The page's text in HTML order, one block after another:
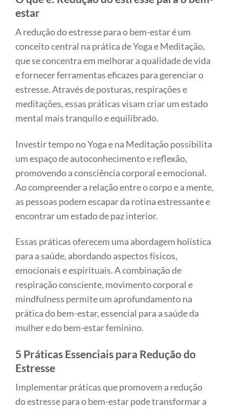
estar
A redução do estresse para o bem-estar é um
conceito central na prática de Yoga e Meditação,
que se concentra em melhorar a qualidade de vida
e fornecer ferramentas eficazes para gerenciar o
estresse. Através de posturas, respirações e
meditações, essas práticas visam criar um estado
mental mais tranquilo e equilibrado.
Investir tempo no Yoga e na Meditação possibilita
um espaço de autoconhecimento e reflexão,
promovendo a consciência corporal e emocional.
Ao compreender a relação entre o corpo e a mente,
as pessoas podem escapar da rotina estressante e
encontrar um estado de paz interior.
Essas práticas oferecem uma abordagem holística
para a saúde, abordando aspectos físicos,
emocionais e espirituais. A combinação de
respiração consciente, movimento corporal e
mindfulness permite um aprofundamento na
prática do bem-estar, essencial para a saúde da
mulher e do bem-estar feminino.
5 Práticas Essenciais para Redução do
Estresse
Implementar práticas que promovem a redução
do estresse para o bem-estar pode transformar a